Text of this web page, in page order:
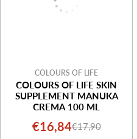
COLOURS OF LIFE
COLOURS OF LIFE SKIN
SUPPLEMENT MANUKA
CREMA 100 ML
Prezzo
€16,84Prezzo
€17,90